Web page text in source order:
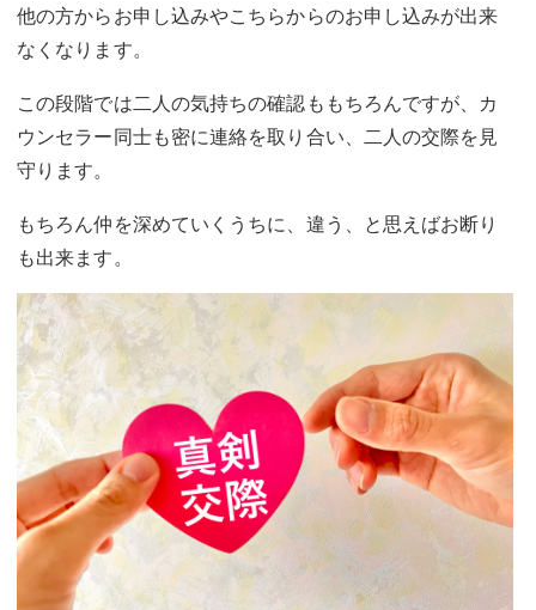
他の方からお申し込みやこちらからのお申し込みが出来
なくなります。
この段階では二人の気持ちの確認ももちろんですが、カ
ウンセラー同士も密に連絡を取り合い、二人の交際を見
守ります。
もちろん仲を深めていくうちに、違う、と思えばお断り
も出来ます。